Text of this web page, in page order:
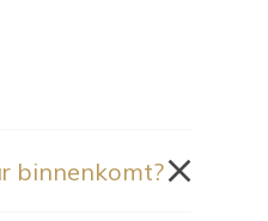
binnenkomt?